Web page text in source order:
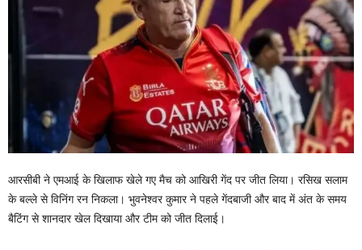
आरसीबी ने एमआई के खिलाफ खेले गए मैच को आखिरी गेंद पर जीत लिया। रसिख सलाम
के बल्ले से विनिंग रन निकला। भुवनेश्वर कुमार ने पहले गेंदबाजी और बाद में अंत के समय
बैटिंग से शानदार खेल दिखाया और टीम को जीत दिलाई।